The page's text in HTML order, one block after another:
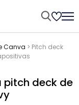
Canva > Pitch deck
pitch deck de